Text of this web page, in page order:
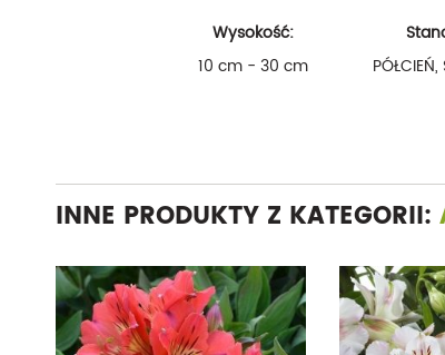
Wysokość:
10 cm - 30 cm
INNE PRODUKTY Z KATEGORII: